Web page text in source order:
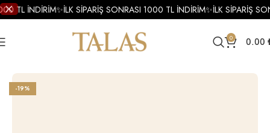
0 0.00
Accessories
-19%
TL İNDİRİM✨İLK SİPARİŞ SONRASI 1000 TL İNDİRİM✨İLK SİPARİŞ